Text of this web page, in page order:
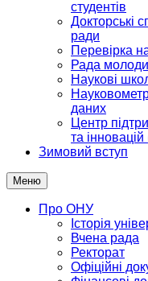
студентів
Докторські
ради
Перевірка
Рада
Наукові
даних
Центр
та
Зимовий вступ
Меню
Про ОНУ
Історія
Вчена рада
Ректорат
Офіційні